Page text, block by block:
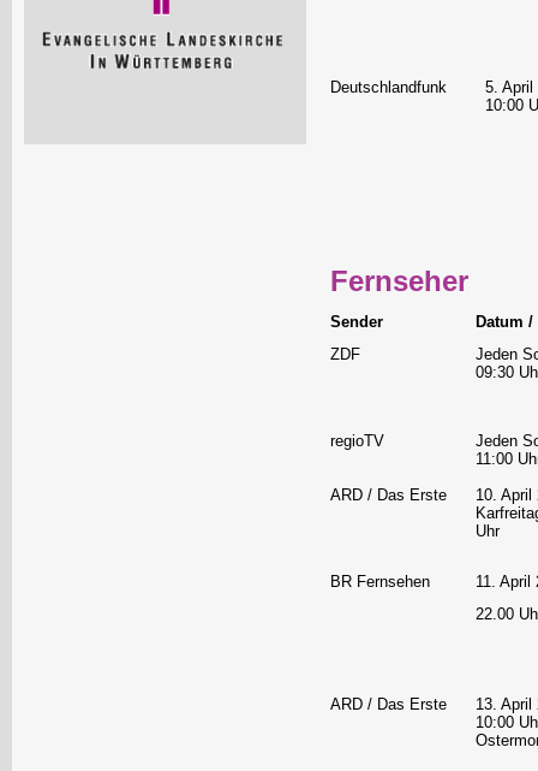
Deutschlandfunk
5. April
10:00
Fernseher
Sender
Datum
ZDF
Jeden
09:30
regioTV
Jeden
11:00
ARD / Das Erste
10. April
Uhr
BR Fernsehen
11. April
22.00
ARD / Das Erste
13. April
10:00